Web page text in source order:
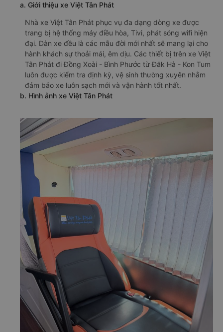
a. Giới thiệu xe Việt Tân Phát
Nhà xe Việt Tân Phát phục vụ đa dạng dòng xe được
trang bị hệ thống máy điều hòa, Tivi, phát sóng wifi hiện
đại. Dàn xe đều là các mẫu đời mới nhất sẽ mang lại cho
hành khách sự thoải mái, êm dịu. Các thiết bị trên xe Việt
Tân Phát đi Đồng Xoài - Bình Phước từ Đắk Hà - Kon Tum
luôn được kiểm tra định kỳ, vệ sinh thường xuyên nhằm
đảm bảo xe luôn sạch mới và vận hành tốt nhất.
b. Hình ảnh xe Việt Tân Phát